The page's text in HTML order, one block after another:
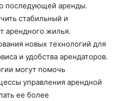
последующей аренды.
стабильный и
арендного жилья.
новых технологий для
и удобства арендаторов.
могут помочь
управления арендной
ее более